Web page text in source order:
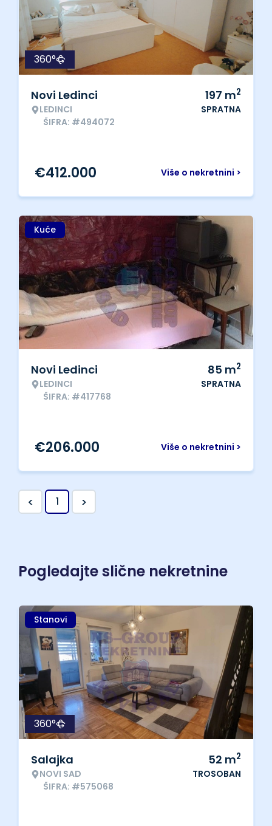
360°
Novi Ledinci
LEDINCI
ŠIFRA: #494072
197 m2
SPRATNA
Više o nekretnini >
€412.000
Kuće
Novi Ledinci
LEDINCI
ŠIFRA: #417768
85 m2
SPRATNA
Više o nekretnini >
€206.000
< 1 >
Pogledajte slične nekretnine
Stanovi
360°
Salajka
NOVI SAD
ŠIFRA: #575068
52 m2
TROSOBAN